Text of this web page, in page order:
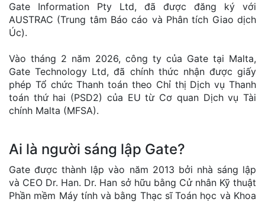
Gate Information Pty Ltd, đã được đăng ký với
AUSTRAC (Trung tâm Báo cáo và Phân tích Giao dịch
Úc).
Vào tháng 2 năm 2026, công ty của Gate tại Malta,
Gate Technology Ltd, đã chính thức nhận được giấy
phép Tổ chức Thanh toán theo Chỉ thị Dịch vụ Thanh
toán thứ hai (PSD2) của EU từ Cơ quan Dịch vụ Tài
chính Malta (MFSA).
Ai là người sáng lập Gate?
Gate được thành lập vào năm 2013 bởi nhà sáng lập
và CEO Dr. Han. Dr. Han sở hữu bằng Cử nhân Kỹ thuật
Phần mềm Máy tính và bằng Thạc sĩ Toán học và Khoa